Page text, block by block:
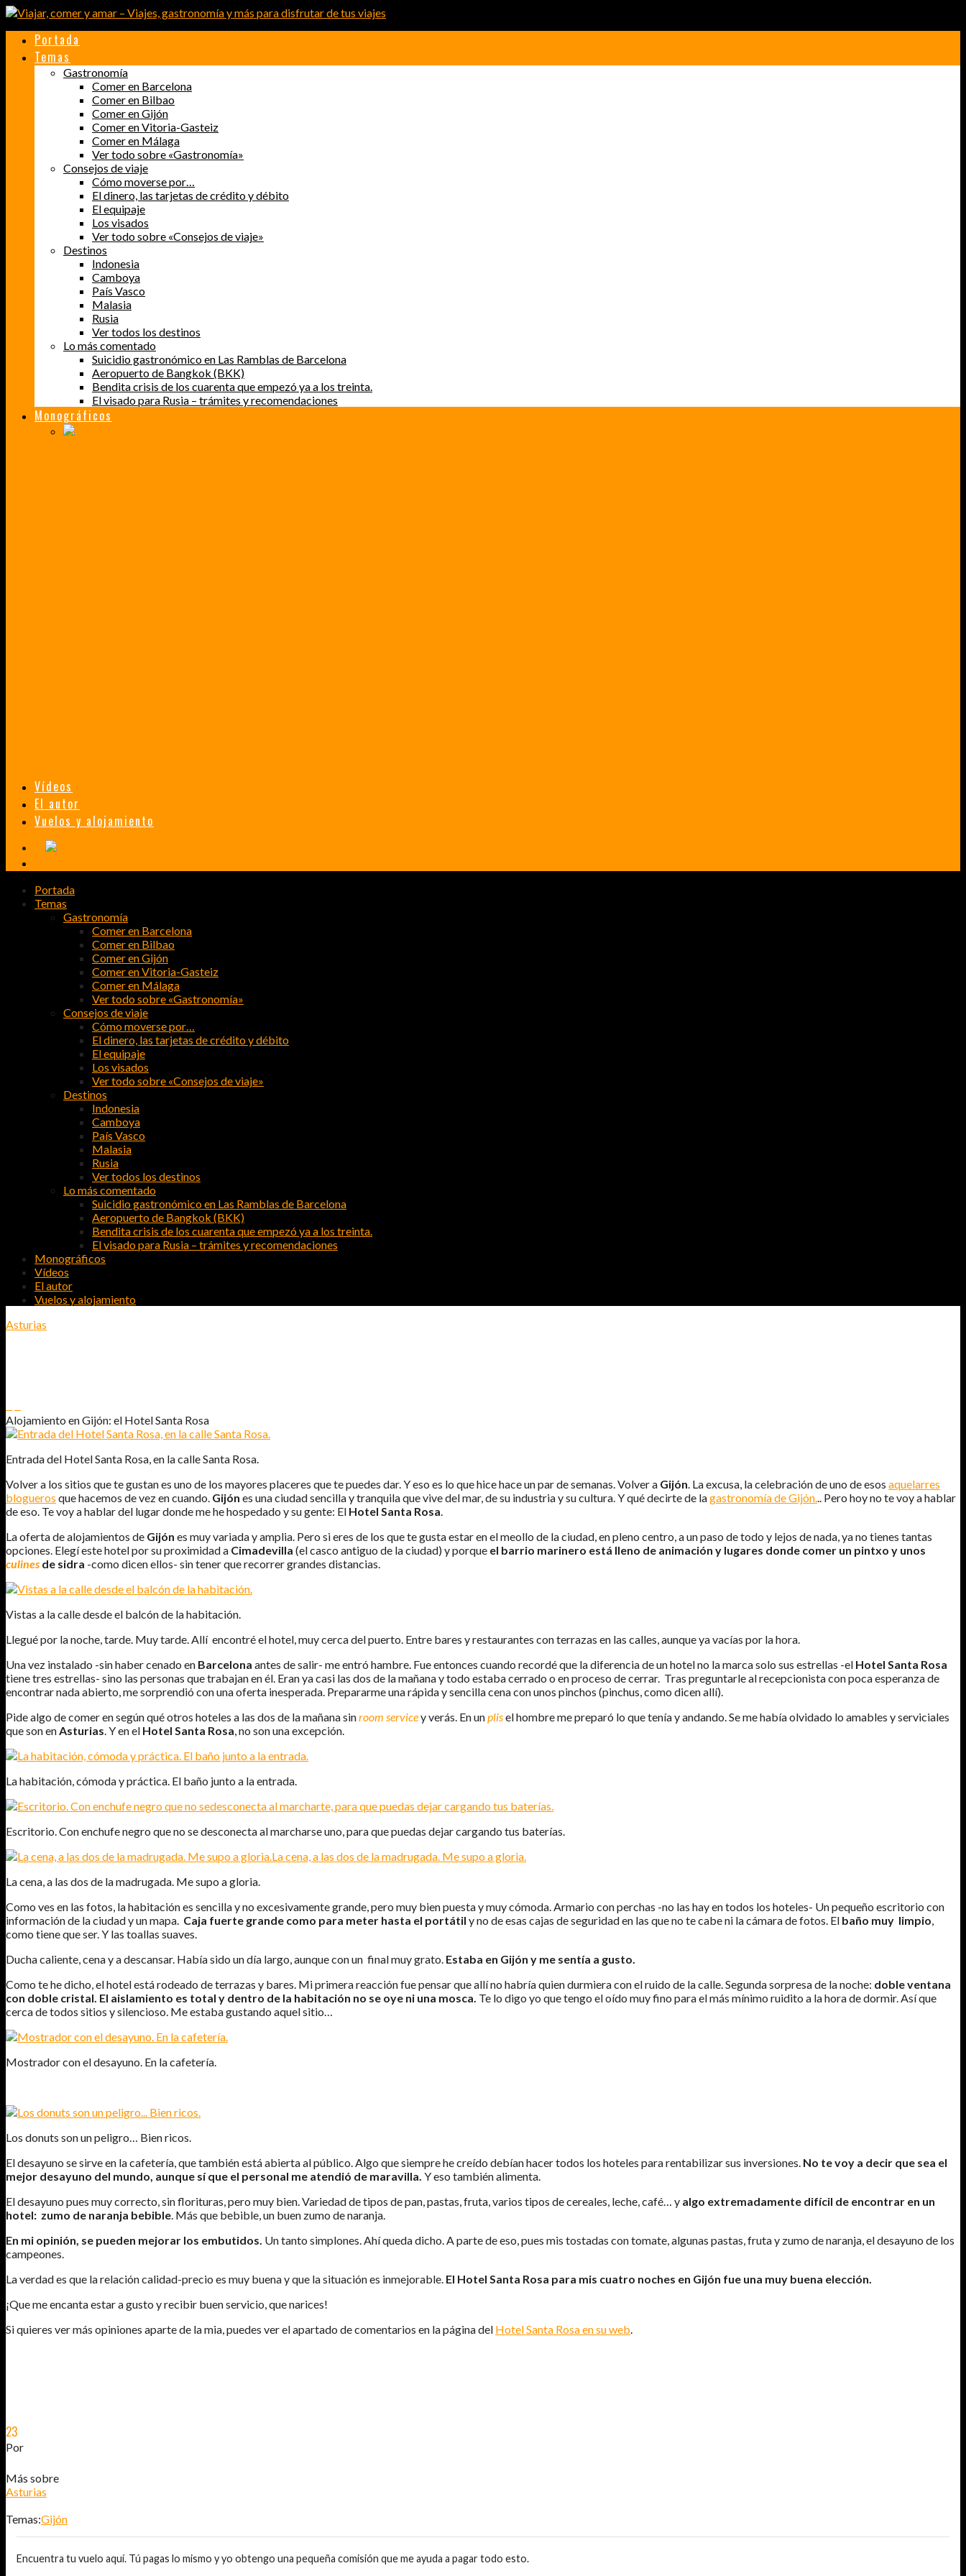
Portada
Temas
Gastronomía
Comer en Barcelona
Comer en Bilbao
Comer en Gijón
Comer en Vitoria-Gasteiz
Comer en Málaga
Ver todo sobre «Gastronomía»
Consejos de viaje
Cómo moverse por…
El dinero, las tarjetas de crédito y débito
El equipaje
Los visados
Ver todo sobre «Consejos de viaje»
Destinos
Indonesia
Camboya
País Vasco
Malasia
Rusia
Ver todos los destinos
Lo más comentado
Suicidio gastronómico en Las Ramblas de Barcelona
Aeropuerto de Bangkok (BKK)
Bendita crisis de los cuarenta que empezó ya a los treinta.
El visado para Rusia – trámites y recomendaciones
Monográficos
Vídeos
El autor
Vuelos y alojamiento
Portada
Temas
Gastronomía
Comer en Barcelona
Comer en Bilbao
Comer en Gijón
Comer en Vitoria-Gasteiz
Comer en Málaga
Ver todo sobre «Gastronomía»
Consejos de viaje
Cómo moverse por…
El dinero, las tarjetas de crédito y débito
El equipaje
Los visados
Ver todo sobre «Consejos de viaje»
Destinos
Indonesia
Camboya
País Vasco
Malasia
Rusia
Ver todos los destinos
Lo más comentado
Suicidio gastronómico en Las Ramblas de Barcelona
Aeropuerto de Bangkok (BKK)
Bendita crisis de los cuarenta que empezó ya a los treinta.
El visado para Rusia – trámites y recomendaciones
Monográficos
Vídeos
El autor
Vuelos y alojamiento
Asturias
Alojamiento en Gijón: el Hotel Santa Rosa
Entrada del Hotel Santa Rosa, en la calle Santa Rosa.
Volver a los sitios que te gustan es uno de los mayores placeres que te puedes dar. Y eso es lo que hice hace un par de semanas. Volver a Gijón. La excusa, la celebración de uno de esos aquelarres
blogueros que hacemos de vez en cuando. Gijón es una ciudad sencilla y tranquila que vive del mar, de su industria y su cultura. Y qué decirte de lagastronomía de Gijón... Pero hoy no te voy a hablar
de eso. Te voy a hablar del lugar donde me he hospedado y su gente: El Hotel Santa Rosa.
La oferta de alojamientos de Gijón es muy variada y amplia. Pero si eres de los que te gusta estar en el meollo de la ciudad, en pleno centro, a un paso de todo y lejos de nada, ya no tienes tantas
opciones. Elegí este hotel por su proximidad a Cimadevilla (el casco antiguo de la ciudad) y porque el barrio marinero está lleno de animación y lugares donde comer un pintxo y unos
culines de sidra -como dicen ellos- sin tener que recorrer grandes distancias.
Vistas a la calle desde el balcón de la habitación.
Llegué por la noche, tarde. Muy tarde. Allí encontré el hotel, muy cerca del puerto. Entre bares y restaurantes con terrazas en las calles, aunque ya vacías por la hora.
Una vez instalado -sin haber cenado en Barcelona antes de salir- me entró hambre. Fue entonces cuando recordé que la diferencia de un hotel no la marca solo sus estrellas -el Hotel Santa Rosa
tiene tres estrellas- sino las personas que trabajan en él. Eran ya casi las dos de la mañana y todo estaba cerrado o en proceso de cerrar. Tras preguntarle al recepcionista con poca esperanza de
encontrar nada abierto, me sorprendió con una oferta inesperada. Prepararme una rápida y sencilla cena con unos pinchos (pinchus, como dicen allí).
Pide algo de comer en según qué otros hoteles a las dos de la mañana sinroom servicey verás. En unplisel hombre me preparó lo que tenía y andando. Se me había olvidado lo amables y serviciales
que son enAsturias. Y en el Hotel Santa Rosa, no son una excepción.
La habitación, cómoda y práctica. El baño junto a la entrada.
Escritorio. Con enchufe negro que no se desconecta al marcharse uno, para que puedas dejar cargando tus baterías.
La cena, a las dos de la madrugada. Me supo a gloria.
Como ves en las fotos, la habitación es sencilla y no excesivamente grande, pero muy bien puesta y muy cómoda. Armario con perchas -no las hay en todos los hoteles- Un pequeño escritorio con
información de la ciudad y un mapa. Caja fuerte grande como para meter hasta el portátil y no de esas cajas de seguridad en las que no te cabe ni la cámara de fotos. El baño muy limpio,
como tiene que ser. Y las toallas suaves.
Ducha caliente, cena y a descansar. Había sido un día largo, aunque con un final muy grato. Estaba en Gijón y me sentía a gusto.
Como te he dicho, el hotel está rodeado de terrazas y bares. Mi primera reacción fue pensar que allí no habría quien durmiera con el ruido de la calle. Segunda sorpresa de la noche: doble ventana
con doble cristal. El aislamiento es total y dentro de la habitación no se oye ni una mosca. Te lo digo yo que tengo el oído muy fino para el más mínimo ruidito a la hora de dormir. Así que
cerca de todos sitios y silencioso. Me estaba gustando aquel sitio…
Mostrador con el desayuno. En la cafetería.
Los donuts son un peligro… Bien ricos.
El desayuno se sirve en la cafetería, que también está abierta al público. Algo que siempre he creído debían hacer todos los hoteles para rentabilizar sus inversiones. No te voy a decir que sea el
mejor desayuno del mundo, aunque sí que el personal me atendió de maravilla. Y eso también alimenta.
El desayuno pues muy correcto, sin florituras, pero muy bien. Variedad de tipos de pan, pastas, fruta, varios tipos de cereales, leche, café… y algo extremadamente difícil de encontrar en un
hotel: zumo de naranja bebible. Más que bebible, un buen zumo de naranja.
En mi opinión, se pueden mejorar los embutidos. Un tanto simplones. Ahí queda dicho. A parte de eso, pues mis tostadas con tomate, algunas pastas, fruta y zumo de naranja, el desayuno de los
campeones.
La verdad es que la relación calidad-precio es muy buena y que la situación es inmejorable. El Hotel Santa Rosa para mis cuatro noches en Gijón fue una muy buena elección.
¡Que me encanta estar a gusto y recibir buen servicio, que narices!
Si quieres ver más opiniones aparte de la mia, puedes ver el apartado de comentarios en la página del Hotel Santa Rosa en su web.
23
Por
Más sobre
Asturias
Temas:Gijón
Encuentra tu vuelo aquí. Tú pagas lo mismo y yo obtengo una pequeña comisión que me ayuda a pagar todo esto.